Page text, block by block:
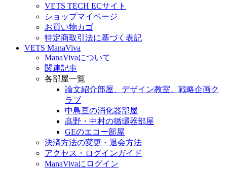
VETS TECH ECサイト
ショップマイページ
お買い物カゴ
特定商取引法に基づく表記
VETS ManaViva
ManaVivaについて
関連記事
各部屋一覧
論文紹介部屋、デザイン教室、戦略企画ク
ラブ
中島亘の消化器部屋
髙野・中村の循環器部屋
GEのエコー部屋
決済方法の変更・退会方法
アクセス・ログインガイド
ManaVivaにログイン